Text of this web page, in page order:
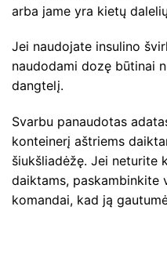
arba jame yra kietų
Jei naudojate insulino
naudodami dozę būtinai
dangtelį.
Svarbu panaudotas
konteinerį aštriems
šiukšliadėžę. Jei neturite
daiktams, paskambinkite
komandai, kad ją